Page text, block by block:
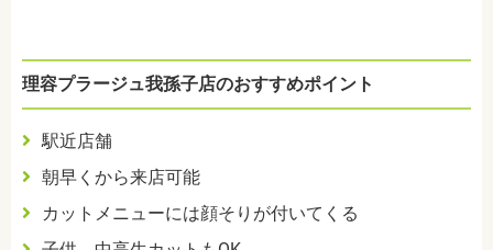
理容プラージュ我孫子店のおすすめポイント
駅近店舗
朝早くから来店可能
カットメニューには顔そりが付いてくる